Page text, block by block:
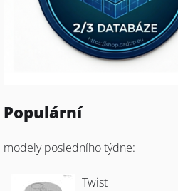
Populární
modely posledního týdne:
Twist